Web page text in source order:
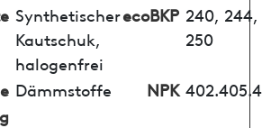
Synthetischer
Kautschuk,
halogenfrei
ecoBKP 240, 244,
250
Dämmstoffe NPK